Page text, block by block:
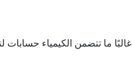
غالبًا ما تتضمن الكيمياء